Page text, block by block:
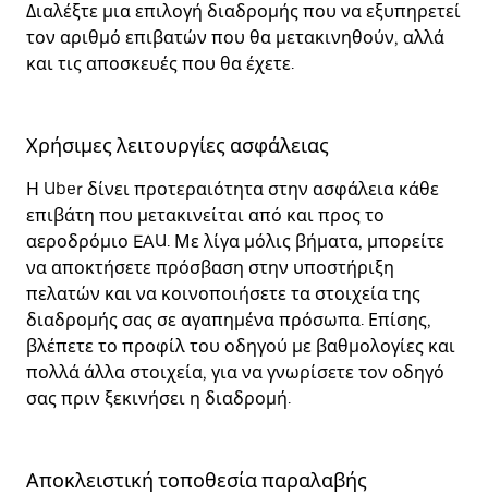
Διαλέξτε μια επιλογή διαδρομής που να εξυπηρετεί
τον αριθμό επιβατών που θα μετακινηθούν, αλλά
και τις αποσκευές που θα έχετε.
Χρήσιμες λειτουργίες ασφάλειας
Η Uber δίνει προτεραιότητα στην ασφάλεια κάθε
επιβάτη που μετακινείται από και προς το
αεροδρόμιο EAU. Με λίγα μόλις βήματα, μπορείτε
να αποκτήσετε πρόσβαση στην υποστήριξη
πελατών και να κοινοποιήσετε τα στοιχεία της
διαδρομής σας σε αγαπημένα πρόσωπα. Επίσης,
βλέπετε το προφίλ του οδηγού με βαθμολογίες και
πολλά άλλα στοιχεία, για να γνωρίσετε τον οδηγό
σας πριν ξεκινήσει η διαδρομή.
Αποκλειστική τοποθεσία παραλαβής